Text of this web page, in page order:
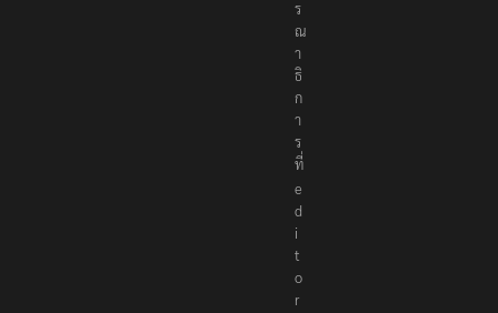
บ
ร
ร
ณ
า
ธิ
ก
า
ร
ที่
e
d
i
t